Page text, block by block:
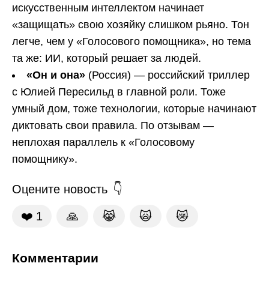
искусственным интеллектом начинает
«защищать» свою хозяйку слишком рьяно. Тон
легче, чем у «Голосового помощника», но тема
та же: ИИ, который решает за людей.
«Он и она» (Россия) — российский триллер
с Юлией Пересильд в главной роли. Тоже
умный дом, тоже технологии, которые начинают
диктовать свои правила. По отзывам —
неплохая параллель к «Голосовому
помощнику».
Оцените новость
❤️ 1 🙏 😹 🙀 😿
Комментарии